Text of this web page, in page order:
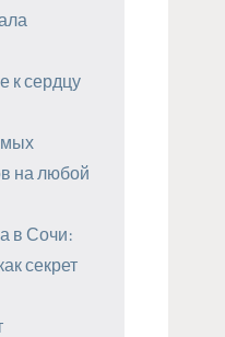
к сердцу
на любой
в Сочи:
секрет